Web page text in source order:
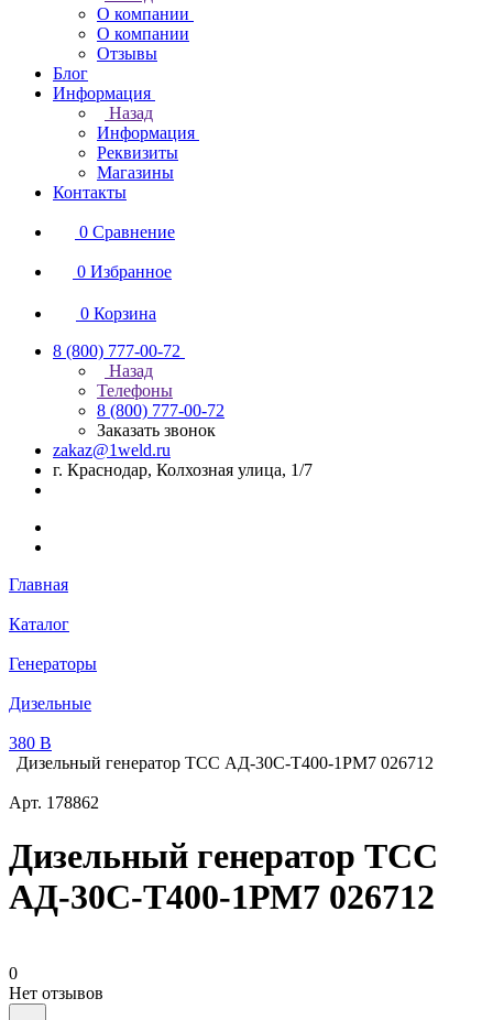
О компании
О компании
Отзывы
Блог
Информация
Назад
Информация
Реквизиты
Магазины
Контакты
0 Сравнение
0 Избранное
0 Корзина
8 (800) 777-00-72
Назад
Телефоны
8 (800) 777-00-72
Заказать звонок
zakaz@1weld.ru
г. Краснодар, Колхозная улица, 1/7
Главная
Каталог
Генераторы
Дизельные
380 В
Дизельный генератор ТСС АД-30С-Т400-1РМ7 026712
Арт. 178862
Дизельный генератор ТСС
АД-30С-Т400-1РМ7 026712
0
Нет отзывов